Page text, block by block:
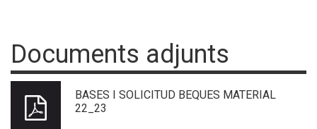
Documents adjunts
BASES I SOLICITUD BEQUES MATERIAL
22_23